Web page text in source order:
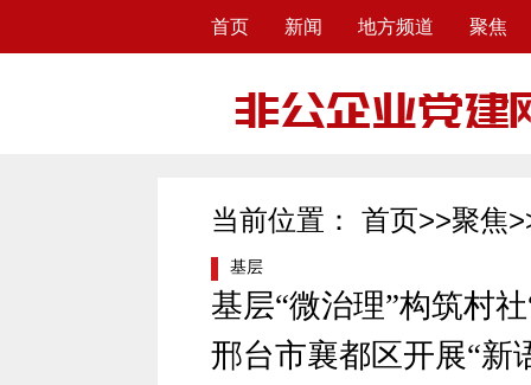
首页 新闻 地方频道 聚焦
当前位置： 首页>>聚焦
基层
基层“微治理”构筑村
邢台市襄都区开展“新